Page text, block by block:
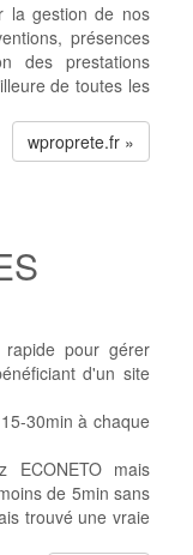
la gestion de nos
présences
des prestations
de toutes les
wproprete.fr »
rapide pour gérer
d'un site
30min à chaque
ECONETO mais
de 5min sans
trouvé une vraie